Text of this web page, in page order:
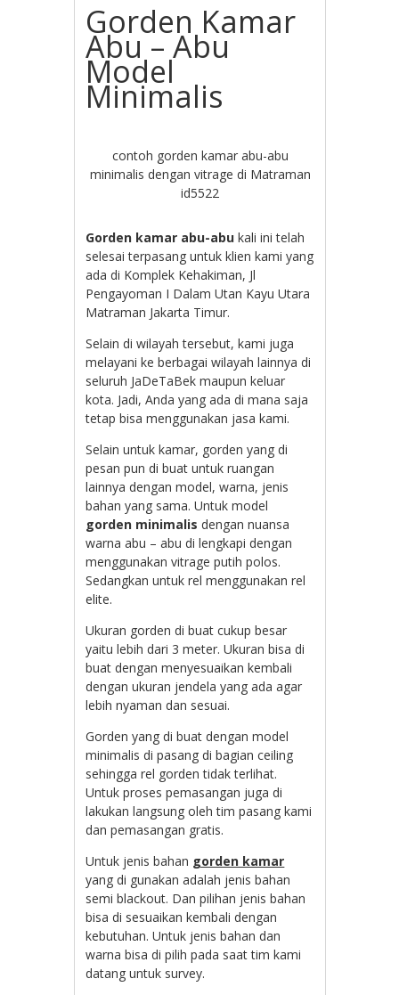
Gorden Kamar
Abu – Abu
Model
Minimalis
contoh gorden kamar abu-abu
minimalis dengan vitrage di Matraman
id5522
Gorden kamar abu-abu kali ini telah
selesai terpasang untuk klien kami yang
ada di Komplek Kehakiman, Jl
Pengayoman I Dalam Utan Kayu Utara
Matraman Jakarta Timur.
Selain di wilayah tersebut, kami juga
melayani ke berbagai wilayah lainnya di
seluruh JaDeTaBek maupun keluar
kota. Jadi, Anda yang ada di mana saja
tetap bisa menggunakan jasa kami.
Selain untuk kamar, gorden yang di
pesan pun di buat untuk ruangan
lainnya dengan model, warna, jenis
bahan yang sama. Untuk model
gorden minimalis dengan nuansa
warna abu – abu di lengkapi dengan
menggunakan vitrage putih polos.
Sedangkan untuk rel menggunakan rel
elite.
Ukuran gorden di buat cukup besar
yaitu lebih dari 3 meter. Ukuran bisa di
buat dengan menyesuaikan kembali
dengan ukuran jendela yang ada agar
lebih nyaman dan sesuai.
Gorden yang di buat dengan model
minimalis di pasang di bagian ceiling
sehingga rel gorden tidak terlihat.
Untuk proses pemasangan juga di
lakukan langsung oleh tim pasang kami
dan pemasangan gratis.
Untuk jenis bahan gorden kamar
yang di gunakan adalah jenis bahan
semi blackout. Dan pilihan jenis bahan
bisa di sesuaikan kembali dengan
kebutuhan. Untuk jenis bahan dan
warna bisa di pilih pada saat tim kami
datang untuk survey.